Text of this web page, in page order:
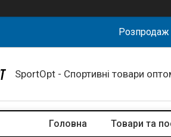
Розпродаж
SportOpt - Спортивні товари
Головна Товари та